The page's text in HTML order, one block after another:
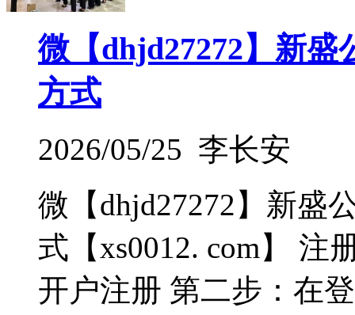
微【dhjd27272】新
方式
2026/05/25 李长安
微【dhjd27272】新盛
式【xs0012. com】 注
开户注册 第二步：在